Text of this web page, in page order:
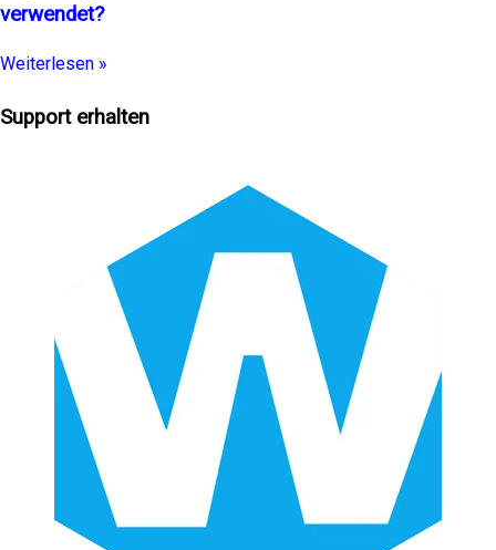
verwendet?
Weiterlesen »
Support erhalten